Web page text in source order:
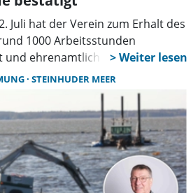
Juli hat der Verein zum Erhalt des
1000 Arbeitsstunden
und ehrenamtlich durchgeführt.
vorgestellt.
STEINHUDER MEER